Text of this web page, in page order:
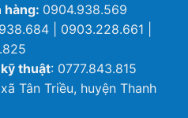
hàng: 0904.938.569
| 0903.228.661 |
thuật: 0777.843.815
Tân Triều, huyện Thanh